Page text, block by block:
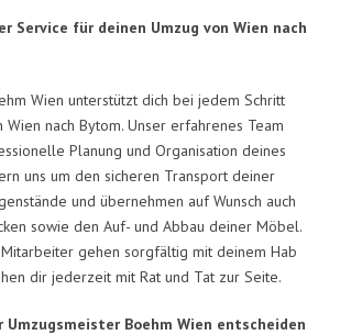
Service für deinen Umzug von Wien nach
Wien unterstützt dich bei jedem Schritt
nach Bytom. Unser erfahrenes Team
Planung und Organisation deines
uns um den sicheren Transport deiner
und übernehmen auf Wunsch auch
sowie den Auf- und Abbau deiner Möbel.
gehen sorgfältig mit deinem Hab
dir jederzeit mit Rat und Tat zur Seite.
Umzugsmeister Boehm Wien entscheiden